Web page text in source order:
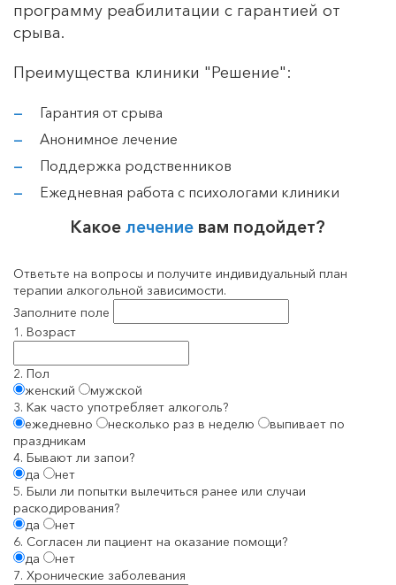
программу реабилитации с гарантией от
срыва.
Преимущества клиники "Решение":
Гарантия от срыва
Анонимное лечение
Поддержка родственников
Ежедневная работа с психологами клиники
Какое лечение вам подойдет?
Ответьте на вопросы и получите индивидуальный план
терапии алкогольной зависимости.
Заполните поле
1. Возраст
2. Пол
женский
мужской
3. Как часто употребляет алкоголь?
ежедневно
несколько раз в неделю
выпивает по
праздникам
4. Бывают ли запои?
да
нет
5. Были ли попытки вылечиться ранее или случаи
раскодирования?
да
нет
6. Согласен ли пациент на оказание помощи?
да
нет
7. Хронические заболевания